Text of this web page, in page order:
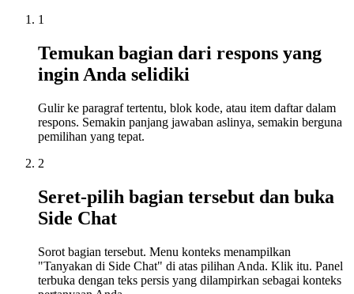
1
Temukan bagian dari respons yang
ingin Anda selidiki
Gulir ke paragraf tertentu, blok kode, atau item daftar dalam
respons. Semakin panjang jawaban aslinya, semakin berguna
pemilihan yang tepat.
2
Seret-pilih bagian tersebut dan buka
Side Chat
Sorot bagian tersebut. Menu konteks menampilkan
"Tanyakan di Side Chat" di atas pilihan Anda. Klik itu. Panel
terbuka dengan teks persis yang dilampirkan sebagai konteks